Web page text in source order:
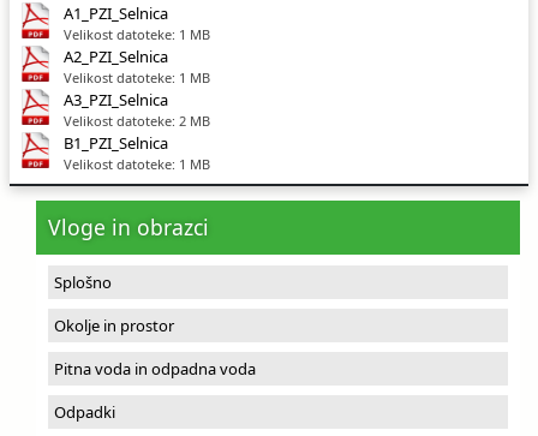
A1_PZI_Selnica
Velikost datoteke: 1 MB
A2_PZI_Selnica
Velikost datoteke: 1 MB
A3_PZI_Selnica
Velikost datoteke: 2 MB
B1_PZI_Selnica
Velikost datoteke: 1 MB
Vloge in obrazci
Splošno
Okolje in prostor
Pitna voda in odpadna voda
Odpadki